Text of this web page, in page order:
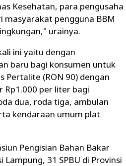
Kesehatan, para pengusaha
masyarakat pengguna BBM
urainya.
ini yaitu dengan
baru bagi konsumen untuk
Pertalite (RON 90) dengan
Rp1.000 per liter bagi
dua, roda tiga, ambulan
kendaraan umum plat
Pengisian Bahan Bakar
Lampung, 31 SPBU di Provinsi